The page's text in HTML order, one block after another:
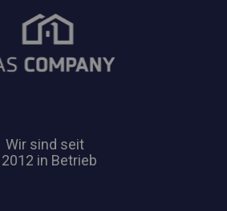
Wir sind seit
2012 in Betrieb